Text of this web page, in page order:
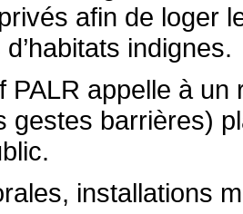
afin de loger
indignes.
PALR appelle à
gestes barrières)
installations